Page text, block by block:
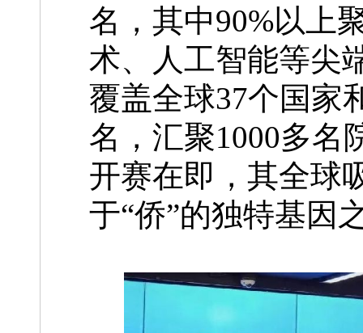
名，其中90%以上
术、人工智能等尖
覆盖全球37个国家
名，汇聚1000多名
开赛在即，其全球
于“侨”的独特基因